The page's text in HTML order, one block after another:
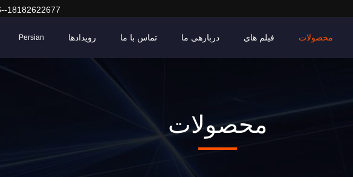
18182622677
محصولات فیلم های دربارهی ما تماس با ما رویدادها Persian
محصولات